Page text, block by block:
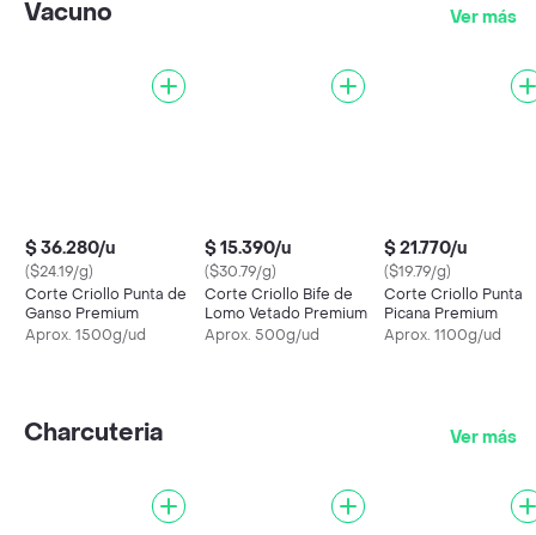
Vacuno Ver más
$ 36.280/u
($24.19/g)
Corte Criollo Punta de
Ganso Premium
Aprox. 1500g/ud
$ 15.390/u
($30.79/g)
Corte Criollo Bife de
Lomo Vetado Premium
Aprox. 500g/ud
$ 21.770/u
($19.79/g)
Corte Criollo Punta
Picana Premium
Aprox. 1100g/ud
Charcuteria Ver más